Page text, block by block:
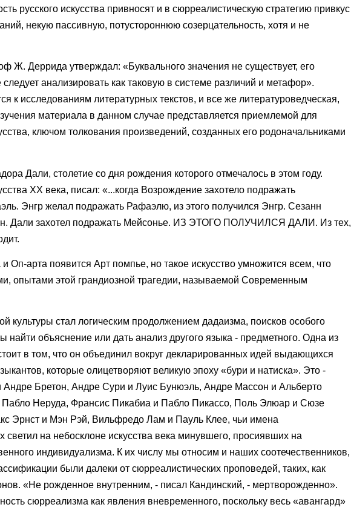
русского искусства привносят и в сюрреалистическую стратегию привкус
некую пассивную, потустороннюю созерцательность, хотя и не
Ж. Деррида утверждал: «Буквального значения не существует, его
анализировать как таковую в системе различий и метафор».
к исследованиям литературных текстов, и все же литературоведческая,
материала в данном случае представляется приемлемой для
ключом толкования произведений, созданных его родоначальниками
Дали, столетие со дня рождения которого отмечалось в этом году.
ХХ века, писал: «...когда Возрождение захотело подражать
Энгр желал подражать Рафаэлю, из этого получился Энгр. Сезанн
Дали захотел подражать Мейсонье. ИЗ ЭТОГО ПОЛУЧИЛСЯ ДАЛИ. Из тех,
Оп-арта появится Арт помпье, но такое искусство умножится всем, что
опытами этой грандиозной трагедии, называемой Современным
культуры стал логическим продолжением дадаизма, поисков особого
объяснение или дать анализ другого языка - предметного. Одна из
в том, что он объединил вокруг декларированных идей выдающихся
которые олицетворяют великую эпоху «бури и натиска». Это -
Бретон, Андре Сури и Луис Бунюэль, Андре Массон и Альберто
Неруда, Франсис Пикабиа и Пабло Пикассо, Поль Элюар и Сюзе
Эрнст и Мэн Рэй, Вильфредо Лам и Пауль Клее, чьи имена
на небосклоне искусства века минувшего, просиявших на
индивидуализма. К их числу мы относим и наших соотечественников,
были далеки от сюрреалистических проповедей, таких, как
«Не рожденное внутренним, - писал Кандинский, - мертворожденно».
сюрреализма как явления вневременного, поскольку весь «авангард»